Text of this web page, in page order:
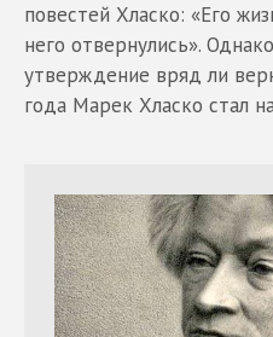
повестей Хласко: «Его
него отвернулись».
утверждение вряд ли
года Марек Хласко стал